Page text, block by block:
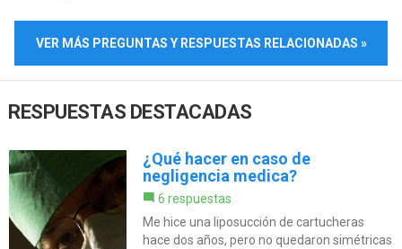
VER MÁS PREGUNTAS Y RESPUESTAS RELACIONADAS »
RESPUESTAS DESTACADAS
¿Qué hacer en caso de
negligencia medica?
6 respuestas
Me hice una liposucción de cartucheras
hace dos años, pero no quedaron simétricas